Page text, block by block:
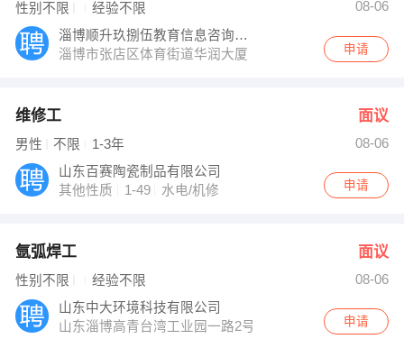
性别不限 经验不限
08-06
淄博顺升玖捌伍教育信息咨询服务有限公司
淄博市张店区体育街道华润大厦
申请
维修工 面议
男性 不限 1-3年
08-06
山东百赛陶瓷制品有限公司
其他性质
1-49 水电/机修 申请
氩弧焊工 面议
性别不限 经验不限
08-06
山东中大环境科技有限公司
山东淄博高青台湾工业园一路2号
申请